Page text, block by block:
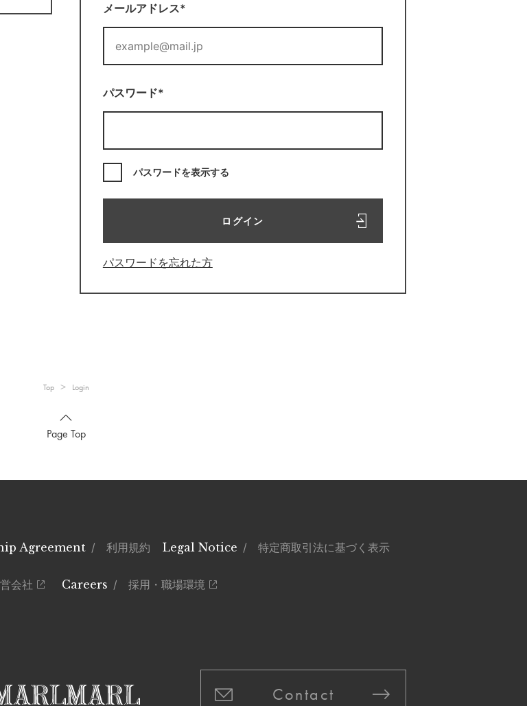
メールアドレス*
パスワード*
パスワードを表示する
ログイン
パスワードを忘れた方
Top Login
Page Top
Contact
Agreement / 利用規約 Legal Notice / 特定商取引法に基づく表示
会社 Careers / 採用・職場環境